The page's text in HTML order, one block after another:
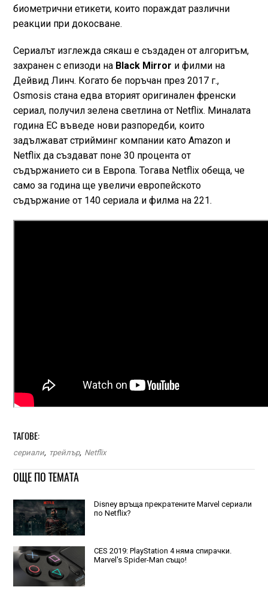
биометрични етикети, които пораждат различни
реакции при докосване.
Сериалът изглежда сякаш е създаден от алгоритъм,
захранен с епизоди на Black Mirror и филми на
Дейвид Линч. Когато бе поръчан през 2017 г.,
Osmosis стана едва вторият оригинален френски
сериал, получил зелена светлина от Netflix. Миналата
година ЕС въведе нови разпоредби, които
задължават стрийминг компании като Amazon и
Netflix да създават поне 30 процента от
съдържанието си в Европа. Тогава Netflix обеща, че
само за година ще увеличи европейското
съдържание от 140 сериала и филма на 221.
ТАГОВЕ:
сериали, трейлър, Netflix
ОЩЕ ПО ТЕМАТА
Disney връща прекратените Marvel сериали
по Netflix?
CES 2019: PlayStation 4 няма спирачки.
Marvel's Spider-Man също!